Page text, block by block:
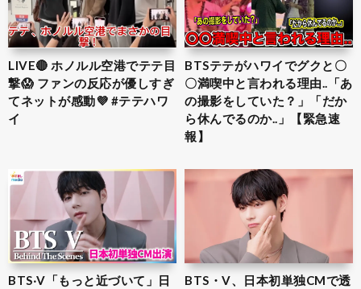
LIVE🔴 ホノルル空港でテテ目
撃😱 ファンの反応が優しすぎ
てネットが感動💜 #テテハワ
イ
BTSテテがハワイでグクと〇
〇満喫中と言われる理由..「あ
の撮影をしていた？」「だか
ら休んでるのか..」【緊急速
報】
BTS‧V「もっと近づいて」日
BTS・V、日本初単独CMで透